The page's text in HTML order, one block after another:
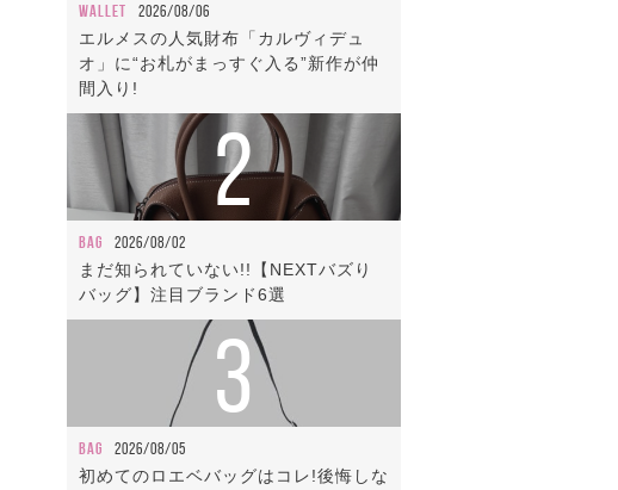
WALLET 2026/08/06
エルメスの人気財布「カルヴィデュ
オ」に“お札がまっすぐ入る”新作が仲
間入り!
2
BAG 2026/08/02
まだ知られていない!!【NEXTバズり
バッグ】注目ブランド6選
3
BAG 2026/08/05
初めてのロエベバッグはコレ!後悔しな